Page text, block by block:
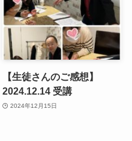
【生徒さんのご感想】
2024.12.14 受講
2024年12月15日